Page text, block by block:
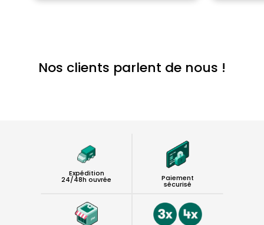
Nos clients parlent de nous !
Expédition
24/48h ouvrée Paiement
sécurisé